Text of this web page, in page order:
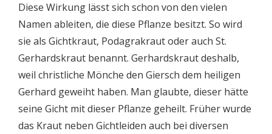
Diese Wirkung lässt sich schon von den vielen
Namen ableiten, die diese Pflanze besitzt. So wird
sie als Gichtkraut, Podagrakraut oder auch St.
Gerhardskraut benannt. Gerhardskraut deshalb,
weil christliche Mönche den Giersch dem heiligen
Gerhard geweiht haben. Man glaubte, dieser hätte
seine Gicht mit dieser Pflanze geheilt. Früher wurde
das Kraut neben Gichtleiden auch bei diversen